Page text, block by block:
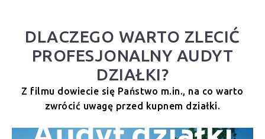
DLACZEGO WARTO ZLECIĆ
PROFESJONALNY AUDYT
DZIAŁKI?
Z filmu dowiecie się Państwo m.in., na co warto
zwrócić uwagę przed kupnem działki.